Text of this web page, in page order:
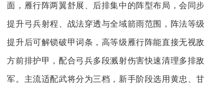
面，雁行阵两翼舒展、后排集中的阵型布局，会同步
提升弓兵射程、战法穿透与全域箭雨范围，阵法等级
提升后可解锁破甲词条，高等级雁行阵能直接无视敌
方前排护甲，配合弓兵多段溅射伤害快速清理多排敌
军。主流适配武将分为三档，新手阶段选用黄忠、甘